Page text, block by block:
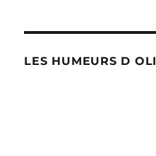
LES HUMEURS D OLI